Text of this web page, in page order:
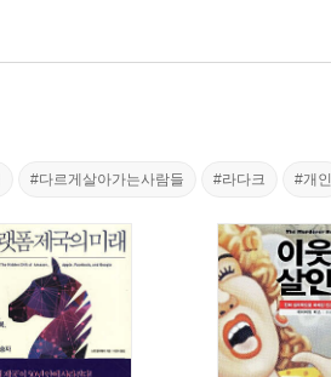
#다르게살아가는사람들 #라다크 #개인